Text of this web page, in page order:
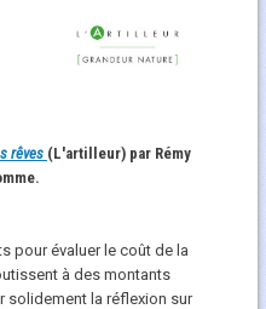
rêves (L'artilleur) par Rémy
pour évaluer le coût de la
à des montants
solidement la réflexion sur